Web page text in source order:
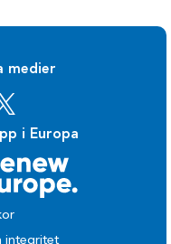
medier
i Europa
integritet